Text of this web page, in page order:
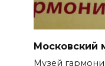
Московский
Музей